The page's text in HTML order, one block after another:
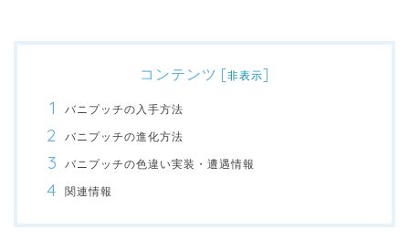
コンテンツ [非表示]
バニプッチの入手方法
バニプッチの進化方法
バニプッチの色違い実装・遭遇情報
関連情報